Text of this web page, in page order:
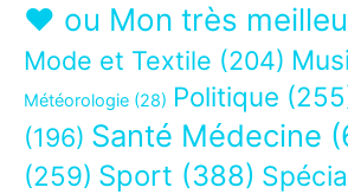
❤ ou Mon très
Mode et Textile (204)
Météorologie (28) Politique
(196) Santé Médecine
(259) Sport (388)